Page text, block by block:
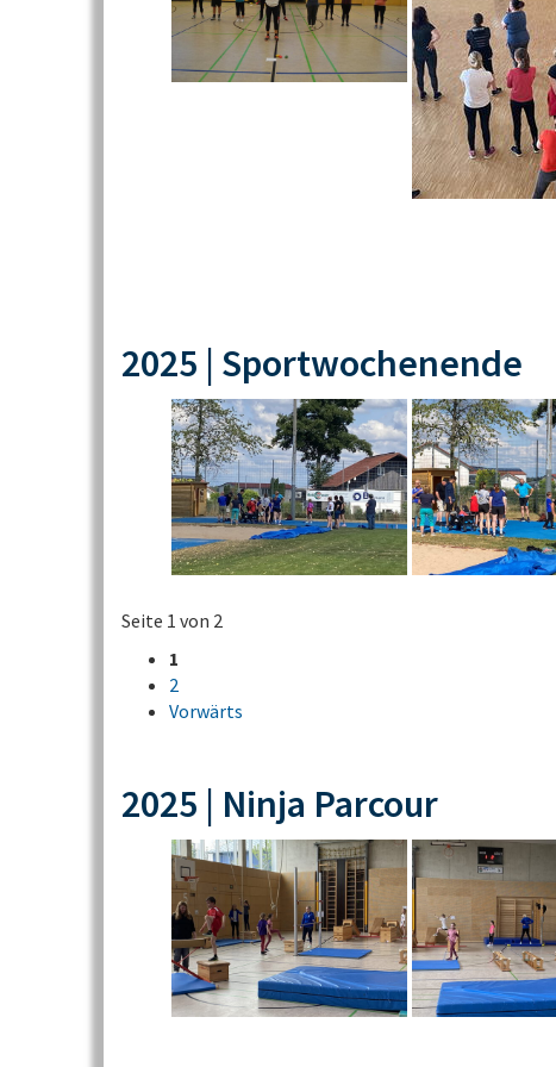
2025 | Sportwochenende
Seite 1 von 2
1
2
Vorwärts
2025 | Ninja Parcour